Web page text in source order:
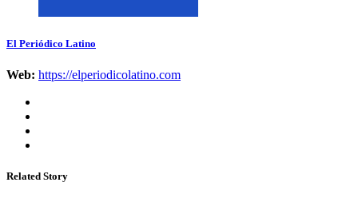
El Periódico Latino
Web: https://elperiodicolatino.com
Related Story